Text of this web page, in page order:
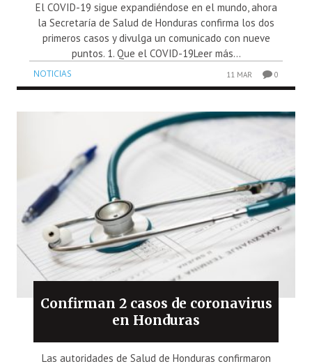
El COVID-19 sigue expandiéndose en el mundo, ahora
la Secretaría de Salud de Honduras confirma los dos
primeros casos y divulga un comunicado con nueve
puntos. 1. Que el COVID-19Leer más...
NOTICIAS 11 MAR 0
Confirman 2 casos de coronavirus
en Honduras
Las autoridades de Salud de Honduras confirmaron